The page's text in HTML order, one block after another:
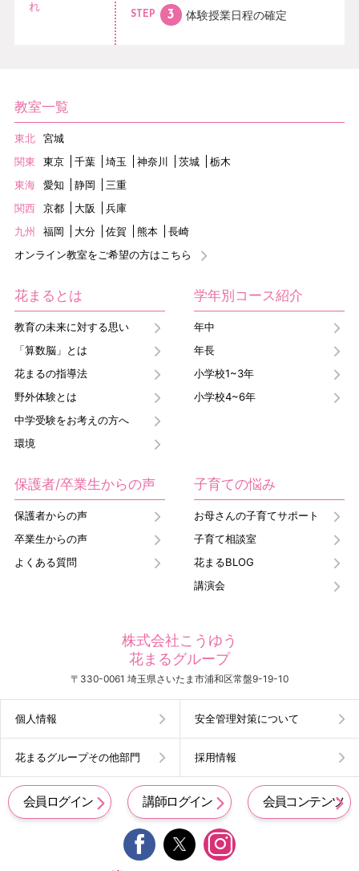
れ
STEP 体験授業日程の確定
教室一覧
東北
宮城
関東
東京 千葉 埼玉 神奈川 茨城
栃木
東海
愛知 静岡
三重
関西
京都 大阪
兵庫
九州
福岡 大分 佐賀 熊本
長崎
オンライン教室をご希望の方はこちら
花まるとは
教育の未来に対する思い
「算数脳」とは
花まるの指導法
野外体験とは
中学受験をお考えの方へ
環境
学年別コース紹介
年中
年長
小学校1~3年
小学校4~6年
保護者/卒業生からの声
保護者からの声
卒業生からの声
よくある質問
子育ての悩み
お母さんの子育てサポート
子育て相談室
花まるBLOG
講演会
株式会社こうゆう
花まるグループ
〒330-0061 埼玉県さいたま市浦和区常盤9-19-10
個人情報 安全管理対策について
花まるグループその他部門 採用情報
会員ログイン 講師ログイン 会員コンテンツ
 